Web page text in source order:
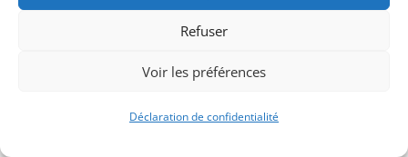
Refuser
Voir les préférences
Déclaration de confidentialité